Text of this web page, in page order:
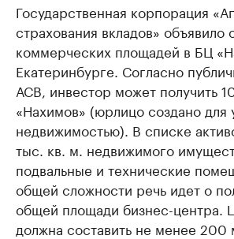
Государственная корпорация
страхования вкладов» объявило
коммерческих площадей в БЦ
Екатеринбурге. Согласно
АСВ, инвестор может получить
«Нахимов» (юрлицо создано для
недвижимостью). В списке
тыс. кв. м. недвижимого
подвальные и технические
общей сложности речь идет о
общей площади бизнес-центра.
должна составить не менее 200